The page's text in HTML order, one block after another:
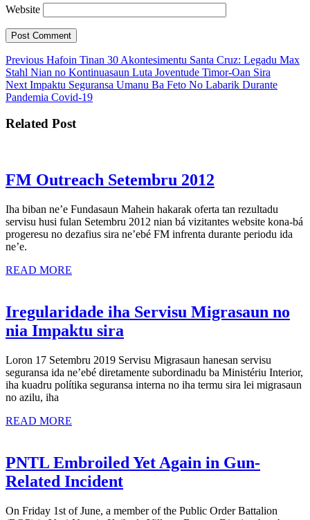
Website
Post
navigation
Previous Previous
post:
Hafoin Tinan 30 Akontesimentu Santa Cruz: Legadu Max
Stahl Nian no Kontinuasaun Luta Joventude Timor-Oan Sira
Next Next
post:
Impaktu Seguransa Umanu Ba Feto No Labarik Durante
Pandemia Covid-19
Related Post
FM Outreach Setembru 2012
Setembru
2012
Iha biban ne’e Fundasaun Mahein hakarak oferta tan rezultadu
servisu husi fulan Setembru 2012 nian bá vizitantes website kona-bá
progeresu no dezafius sira ne’ebé FM infrenta durante periodu ida
ne’e.
READ MORE
Iregularidade iha Servisu Migrasaun no
nia Impaktu sira
Servisu
Migrasaun
sira
Loron 17 Setembru 2019 Servisu Migrasaun hanesan servisu
seguransa ida ne’ebé diretamente subordinadu ba Ministériu Interior,
iha kuadru polítika seguransa interna no iha termu sira lei migrasaun
no azilu, iha
READ MORE
PNTL Embroiled Yet Again in Gun-
Related IncidentPNTL
On Friday 1st of June, a member of the Public Order Battalion